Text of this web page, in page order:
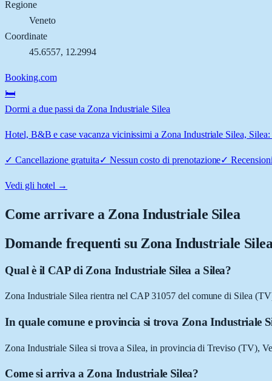
Regione
Veneto
Coordinate
45.6557, 12.2994
Booking.com
🛏️
Dormi a due passi da Zona Industriale Silea
Hotel, B&B e case vacanza vicinissimi a Zona Industriale Silea,
✓ Cancellazione gratuita✓ Nessun costo di prenotazione✓
Vedi gli hotel →
Come arrivare a Zona Industriale Silea
Domande frequenti su Zona Industriale Silea
Qual è il CAP di Zona Industriale Silea a Silea?
Zona Industriale Silea rientra nel CAP 31057 del comune di Silea
In quale comune e provincia si trova Zona Industriale
Zona Industriale Silea si trova a Silea, in provincia di Treviso (TV),
Come si arriva a Zona Industriale Silea?